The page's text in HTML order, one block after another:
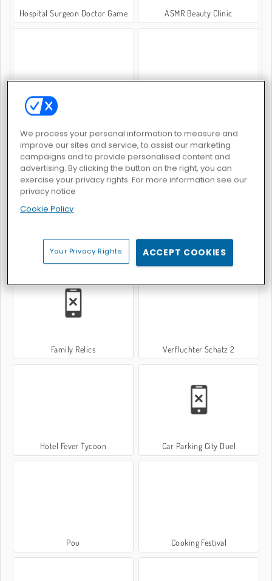
Hospital Surgeon Doctor Game ASMR Beauty Clinic
Trucktopolis Cooking Chaos
BELIEBTE SPIELE
Goodgame Empire Mergest Kingdom
Family Relics Verfluchter Schatz 2
Hotel Fever Tycoon Car Parking City Duel
Pou Cooking Festival
We process your personal information to measure and
improve our sites and service, to assist our marketing
campaigns and to provide personalised content and
advertising. By clicking the button on the right, you can
exercise your privacy rights. For more information see our
privacy notice
Cookie Policy
Your Privacy Rights ACCEPT COOKIES